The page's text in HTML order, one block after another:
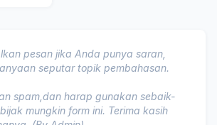
pesan jika Anda punya saran,
seputar topik pembahasan.
spam,dan harap gunakan sebaik-
mungkin form ini. Terima kasih